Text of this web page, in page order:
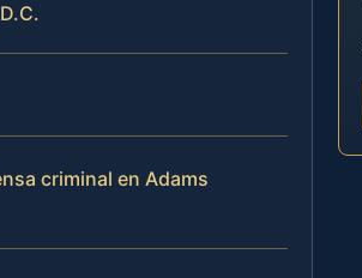
criminal en Adams